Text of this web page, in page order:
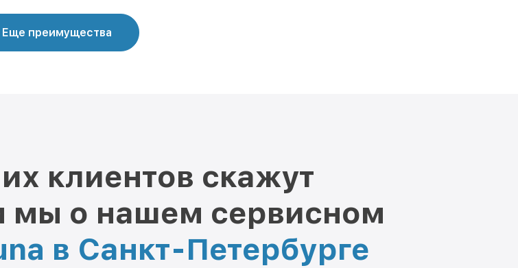
Еще преимущества
клиентов скажут
мы о нашем сервисном
в Санкт-Петербурге